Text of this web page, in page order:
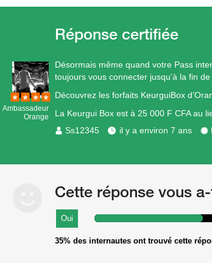
Ambassadeur
Orange
Désormais même quand votre Pass
toujours vous connecter jusqu’à la fin
Découvrez les forfaits KeurguiBox
La Keurgui Box est à 25 000 F CFA au
Ss12345
il y a environ 7 ans
Cette réponse vous
Oui
35% des internautes ont trouvé cette